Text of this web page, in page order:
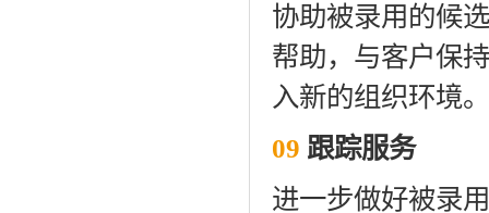
协助被录用的候
帮助，与客户保
入新的组织环境。
09 跟踪服务
进一步做好被录